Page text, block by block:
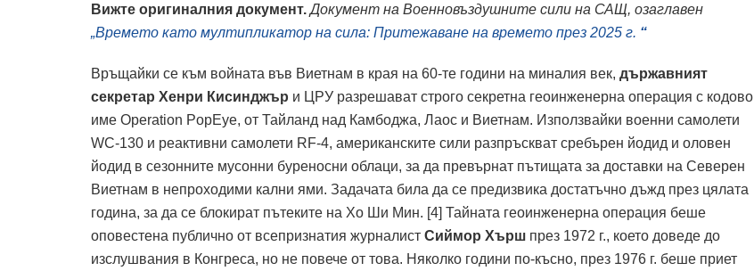
Вижте оригиналния документ.Документ на Военновъздушните сили на САЩ, озаглавен
„Времето като мултипликатор на сила: Притежаване на времето през 2025 г. “
Връщайки се към войната във Виетнам в края на 60-те години на миналия век, държавният
секретар Хенри Кисинджър и ЦРУ разрешават строго секретна геоинженерна операция с кодово
име Operation PopEye, от Тайланд над Камбоджа, Лаос и Виетнам. Използвайки военни самолети
WC-130 и реактивни самолети RF-4, американските сили разпръскват сребърен йодид и оловен
йодид в сезонните мусонни буреносни облаци, за да превърнат пътищата за доставки на Северен
Виетнам в непроходими кални ями. Задачата била да се предизвика достатъчно дъжд през цялата
година, за да се блокират пътеките на Хо Ши Мин. [4] Тайната геоинженерна операция беше
оповестена публично от всепризнатия журналист Сиймор Хърш през 1972 г., което доведе до
изслушвания в Конгреса, но не повече от това. Няколко години по-късно, през 1976 г. беше приет